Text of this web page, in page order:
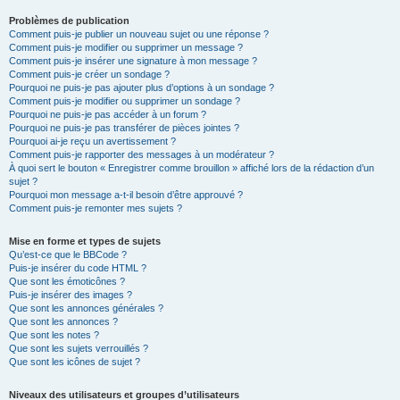
Problèmes de publication
Comment puis-je publier un nouveau sujet ou une réponse ?
Comment puis-je modifier ou supprimer un message ?
Comment puis-je insérer une signature à mon message ?
Comment puis-je créer un sondage ?
Pourquoi ne puis-je pas ajouter plus d’options à un sondage ?
Comment puis-je modifier ou supprimer un sondage ?
Pourquoi ne puis-je pas accéder à un forum ?
Pourquoi ne puis-je pas transférer de pièces jointes ?
Pourquoi ai-je reçu un avertissement ?
Comment puis-je rapporter des messages à un modérateur ?
À quoi sert le bouton « Enregistrer comme brouillon » affiché lors de la rédaction d’un
sujet ?
Pourquoi mon message a-t-il besoin d’être approuvé ?
Comment puis-je remonter mes sujets ?
Mise en forme et types de sujets
Qu’est-ce que le BBCode ?
Puis-je insérer du code HTML ?
Que sont les émoticônes ?
Puis-je insérer des images ?
Que sont les annonces générales ?
Que sont les annonces ?
Que sont les notes ?
Que sont les sujets verrouillés ?
Que sont les icônes de sujet ?
Niveaux des utilisateurs et groupes d’utilisateurs